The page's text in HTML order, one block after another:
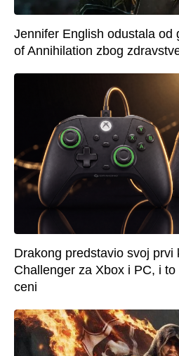
Jennifer English odustala od
of Annihilation zbog
Drakong predstavio svoj prvi
Challenger za Xbox i PC, i
ceni